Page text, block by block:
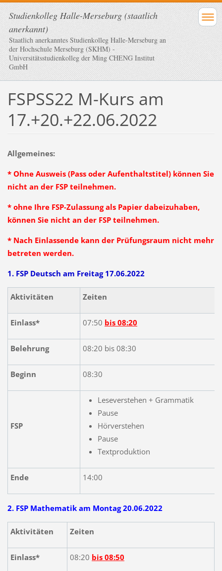
Studienkolleg Halle-Merseburg (staatlich
anerkannt)
Staatlich anerkanntes Studienkolleg Halle-Merseburg an
der Hochschule Merseburg (SKHM) -
Universitätsstudienkolleg der Ming CHENG Institut
GmbH
FSPSS22 M-Kurs am
17.+20.+22.06.2022
Allgemeines:
* Ohne Ausweis (Pass oder Aufenthaltstitel) können Sie
nicht an der FSP teilnehmen.
* ohne Ihre FSP-Zulassung als Papier dabeizuhaben,
können Sie nicht an der FSP teilnehmen.
* Nach Einlassende kann der Prüfungsraum nicht mehr
betreten werden.
1. FSP Deutsch am Freitag 17.06.2022
Aktivitäten Zeiten
Einlass* 07:50 bis 08:20
Belehrung 08:20 bis 08:30
Beginn 08:30
FSP
Leseverstehen + Grammatik
Pause
Hörverstehen
Pause
Textproduktion
Ende 14:00
2. FSP Mathematik am Montag 20.06.2022
Aktivitäten Zeiten
Einlass* 08:20 bis 08:50